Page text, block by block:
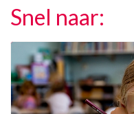
Snel naar: